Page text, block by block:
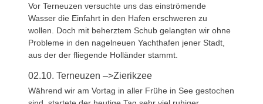
Vor Terneuzen versuchte uns das einströmende
Wasser die Einfahrt in den Hafen erschweren zu
wollen. Doch mit beherztem Schub gelangten wir ohne
Probleme in den nagelneuen Yachthafen jener Stadt,
aus der der fliegende Holländer stammt.
02.10. Terneuzen –>Zierikzee
Während wir am Vortag in aller Frühe in See gestochen